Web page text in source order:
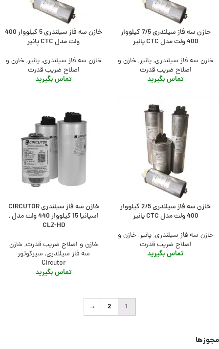
خازن سه فاز سیلندری 7/5 کیلووار
400 ولت مدل CTC پانیر
خازن سه فاز سیلندری,پانیر,خازن و
اصلاح ضریب قدرت
تماس بگیرید
خازن سه فاز سیلندری 5 کیلووار 400
ولت مدل CTC پانیر
خازن سه فاز سیلندری,پانیر,خازن و
اصلاح ضریب قدرت
تماس بگیرید
خازن سه فاز سیلندری 2/5 کیلووار
400 ولت مدل CTC پانیر
خازن سه فاز سیلندری,پانیر,خازن و
اصلاح ضریب قدرت
تماس بگیرید
خازن سه فاز سیلندری CIRCUTOR
اسپانیا 15 کیلووار 440 ولت مدل ,
CLZ-HD
خازن و اصلاح ضریب قدرت,خازن
سه فاز سیلندری, سیرکوتور
Circutor
تماس بگیرید
1
2
→
مجوزها